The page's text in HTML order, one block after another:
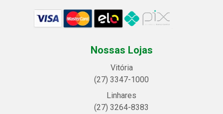
Nossas Lojas
Vitória
(27) 3347-1000
Linhares
(27) 3264-8383